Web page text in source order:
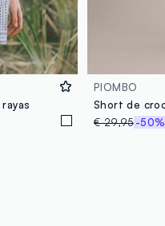
PIOMBO
€ 29,95-50%